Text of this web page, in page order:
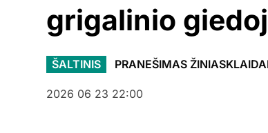
grigalinio
ŠALTINIS PRANEŠIMAS
2026 06 23 22:00